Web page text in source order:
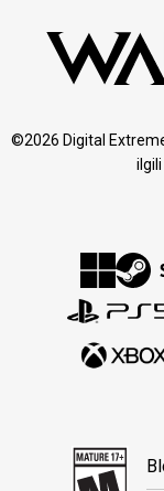
©2026 Digital